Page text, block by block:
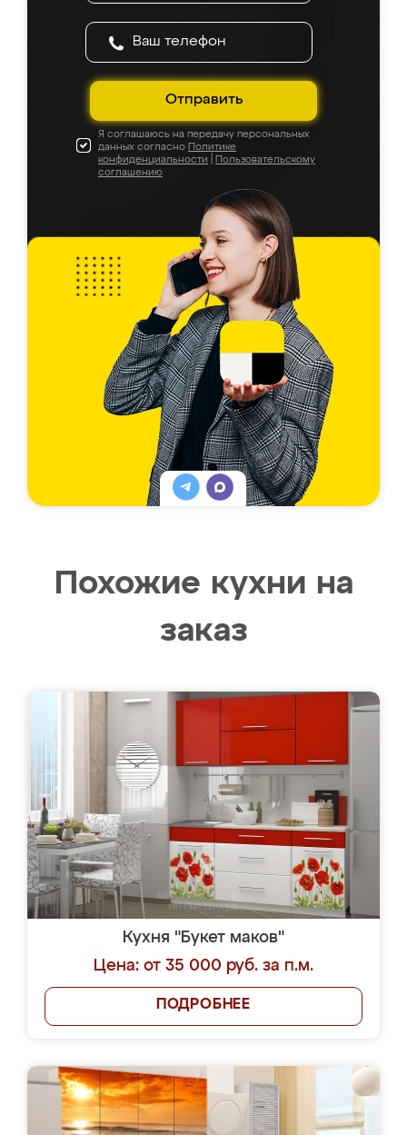
Отправить
Я соглашаюсь на передачу персональных
данных согласно Политике
конфиденциальности
Пользовательскому
соглашению
Похожие кухни на
заказ
Кухня "Букет маков"
Цена: от 35 000 руб. за п.м.
ПОДРОБНЕЕ